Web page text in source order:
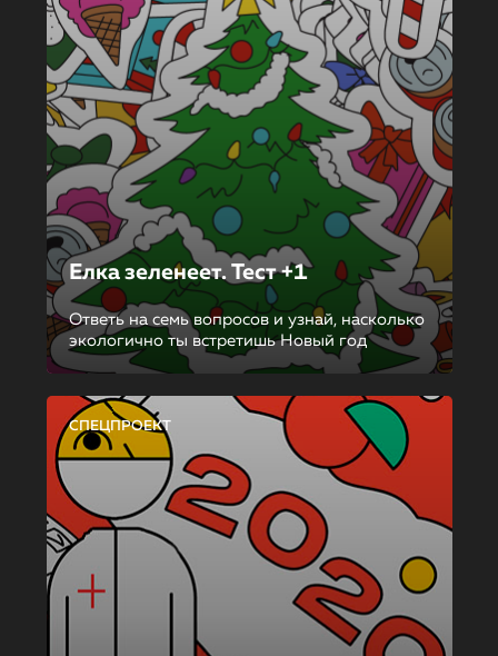
Елка зеленеет. Тест +1
Ответь на семь вопросов и узнай, насколько
экологично ты встретишь Новый год
СПЕЦПРОЕКТ